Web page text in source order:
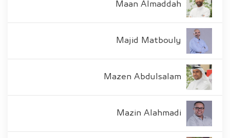
Maan Almaddah
Majid Matbouly
Mazen Abdulsalam
Mazin Alahmadi